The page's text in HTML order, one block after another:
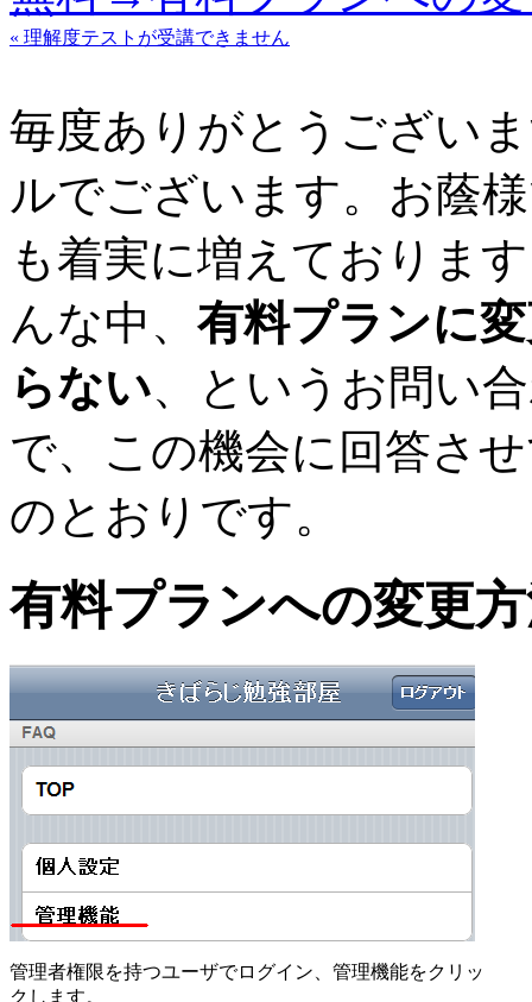
« 理解度テストが受講できません
毎度ありがとうござい
ルでございます。お蔭
も着実に増えておりま
んな中、 有料プランに
らない、というお問い
で、この機会に回答さ
のとおりです。
有料プランへの変更
管理者権限を持つユーザでログイン、管理機能をクリッ
クします。